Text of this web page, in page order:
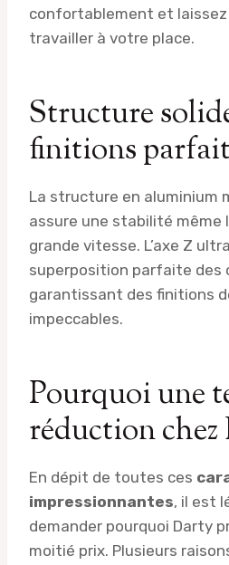
confortablement et laissez
travailler à votre place.
Structure
finitions
La structure en aluminium
assure une stabilité même
grande vitesse. L’axe Z
superposition parfaite des
garantissant des finitions
impeccables.
Pourquoi une
réduction chez
En dépit de toutes ces
impressionnantes, il est
demander pourquoi Darty
moitié prix. Plusieurs